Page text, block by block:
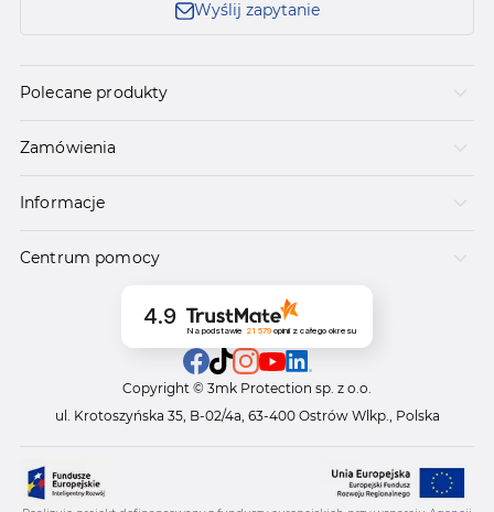
Wyślij zapytanie
Polecane produkty
Zamówienia
Informacje
Centrum pomocy
4.9
Na podstawie 21 579opinii z całego okresu
Copyright © 3mk Protection sp. z o.o.
ul. Krotoszyńska 35, B-02/4a, 63-400 Ostrów Wlkp., Polska